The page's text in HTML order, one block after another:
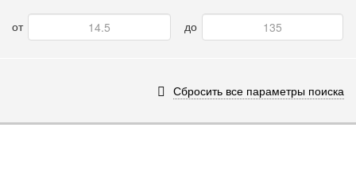
от до
Сбросить все параметры поиска